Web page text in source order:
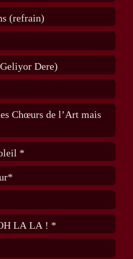
(refrain)
Dere)
Chœurs de l’Art mais
*
LA LA ! *